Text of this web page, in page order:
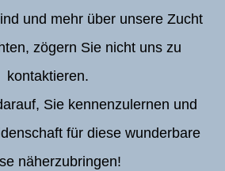
und mehr über unsere Zucht
zögern Sie nicht uns zu
kontaktieren.
Sie kennenzulernen und
für diese wunderbare
näherzubringen!